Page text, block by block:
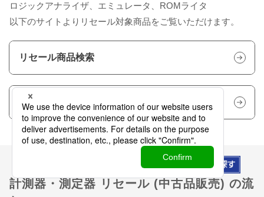
ロジックアナライザ、エミュレータ、ROMライタ
以下のサイトよりリセール対象商品をご覧いただけます。
リセール商品検索
計測器販売サイト「速納.com」
計測器・測定器 リセール (中古品販売) の流